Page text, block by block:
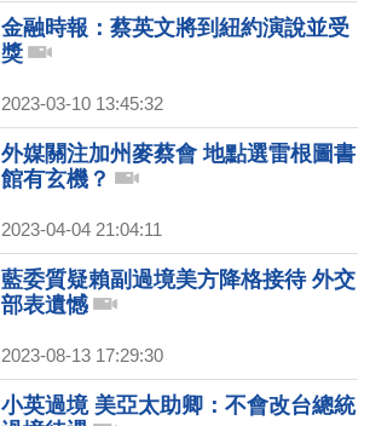
金融時報：蔡英文將到紐約演說並受
獎
2023-03-10 13:45:32
外媒關注加州麥蔡會 地點選雷根圖書
館有玄機？
2023-04-04 21:04:11
藍委質疑賴副過境美方降格接待 外交
部表遺憾
2023-08-13 17:29:30
小英過境 美亞太助卿：不會改台總統